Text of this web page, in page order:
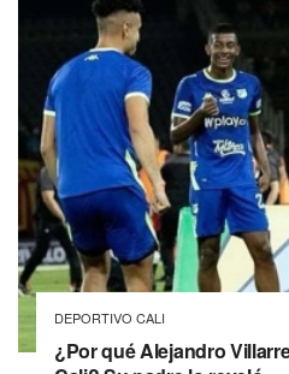
DEPORTIVO CALI
¿Por qué Alejandro